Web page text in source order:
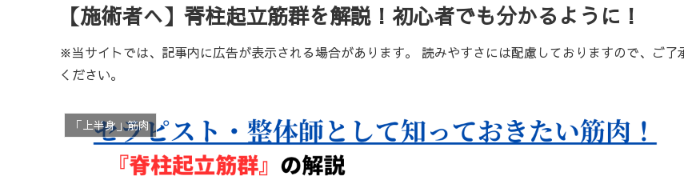
【施術者へ】脊柱起立筋群を解説！初心者でも分かるように！
※当サイトでは、記事内に広告が表示される場合があります。 読みやすさには配慮しておりますので、ご了
ください。
「上半身」筋肉